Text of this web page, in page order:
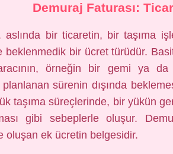
Demuraj Faturası:
aslında bir ticaretin, bir taşıma
beklenmedik bir ücret türüdür.
örneğin bir gemi ya
planlanan sürenin dışında
taşıma süreçlerinde, bir yükün
gibi sebeplerle oluşur.
oluşan ek ücretin belgesidir.